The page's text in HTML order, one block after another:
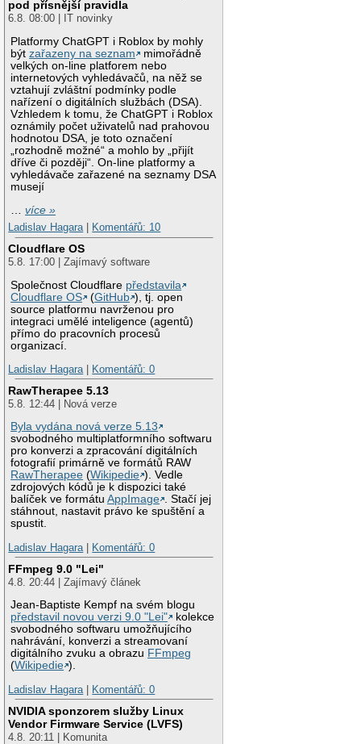
pod přísnější pravidla
6.8. 08:00 | IT novinky
Platformy ChatGPT i Roblox by mohly
býtzařazeny na seznam
mimořádně
velkých on-line platforem nebo
internetových vyhledávačů, na něž se
vztahují zvláštní podmínky podle
nařízení o digitálních službách (DSA).
Vzhledem k tomu, že ChatGPT i Roblox
oznámily počet uživatelů nad prahovou
hodnotou DSA, je toto označení
„rozhodně možné“ a mohlo by „přijít
dříve či později“. On-line platformy a
vyhledávače zařazené na seznamy DSA
musejí
…více »
Ladislav Hagara| Komentářů: 10
Cloudflare OS
5.8. 17:00 | Zajímavý software
Společnost Cloudflare představila
Cloudflare OS
(GitHub ), tj. open
source platformu navrženou pro
integraci umělé inteligence (agentů)
přímo do pracovních procesů
organizací.
Ladislav Hagara| Komentářů: 0
RawTherapee 5.13
5.8. 12:44 | Nová verze
Byla vydána nová verze 5.13
svobodného multiplatformního softwaru
pro konverzi a zpracování digitálních
fotografií primárně ve formátů RAW
RawTherapee (Wikipedie ). Vedle
zdrojových kódů je k dispozici také
balíček ve formátuAppImage . Stačí jej
stáhnout, nastavit právo ke spuštění a
spustit.
Ladislav Hagara| Komentářů: 0
FFmpeg 9.0 "Lei"
4.8. 20:44 | Zajímavý článek
Jean-Baptiste Kempf na svém blogu
představil novou verzi 9.0 "Lei"
kolekce
svobodného softwaru umožňujícího
nahrávání, konverzi a streamovaní
digitálního zvuku a obrazu FFmpeg
(Wikipedie ).
Ladislav Hagara| Komentářů: 0
NVIDIA sponzorem služby Linux
Vendor Firmware Service (LVFS)
4.8. 20:11 | Komunita